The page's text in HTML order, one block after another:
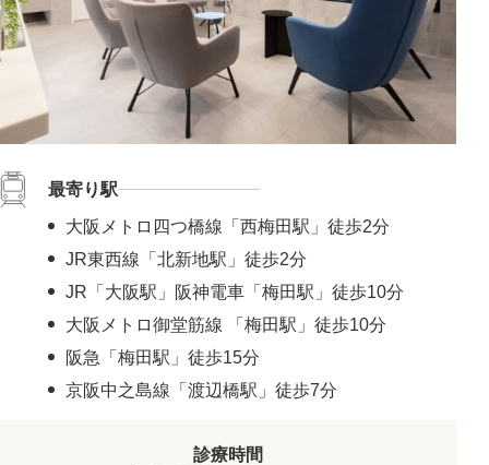
最寄り駅
大阪メトロ四つ橋線「西梅田駅」徒歩2分
JR東西線「北新地駅」徒歩2分
JR「大阪駅」阪神電車「梅田駅」徒歩10分
大阪メトロ御堂筋線 「梅田駅」徒歩10分
阪急「梅田駅」徒歩15分
京阪中之島線「渡辺橋駅」徒歩7分
診療時間